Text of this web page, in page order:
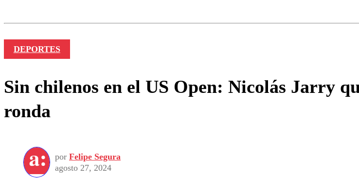
DEPORTES
Sin chilenos en el US Open: Nicolás Jarry
ronda
por Felipe Segura
agosto 27, 2024